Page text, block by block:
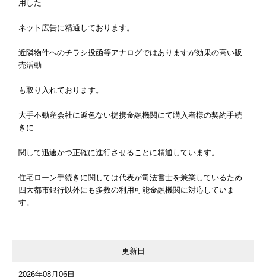
用した
ネット広告に精通しております。
近隣物件へのチラシ投函等アナログではありますが効果の高い販
売活動
も取り入れております。
大手不動産会社に遜色ない提携金融機関にて購入者様の契約手続
きに
関して迅速かつ正確に進行させることに精通しています。
住宅ローン手続きに関しては代表が司法書士を兼業しているため
四大都市銀行以外にも多数の利用可能金融機関に対応していま
す。
更新日
2026年08月06日